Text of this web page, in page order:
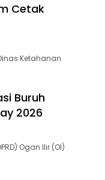
Cetak
Ketahanan
Buruh
2026
Ogan Ilir (OI)